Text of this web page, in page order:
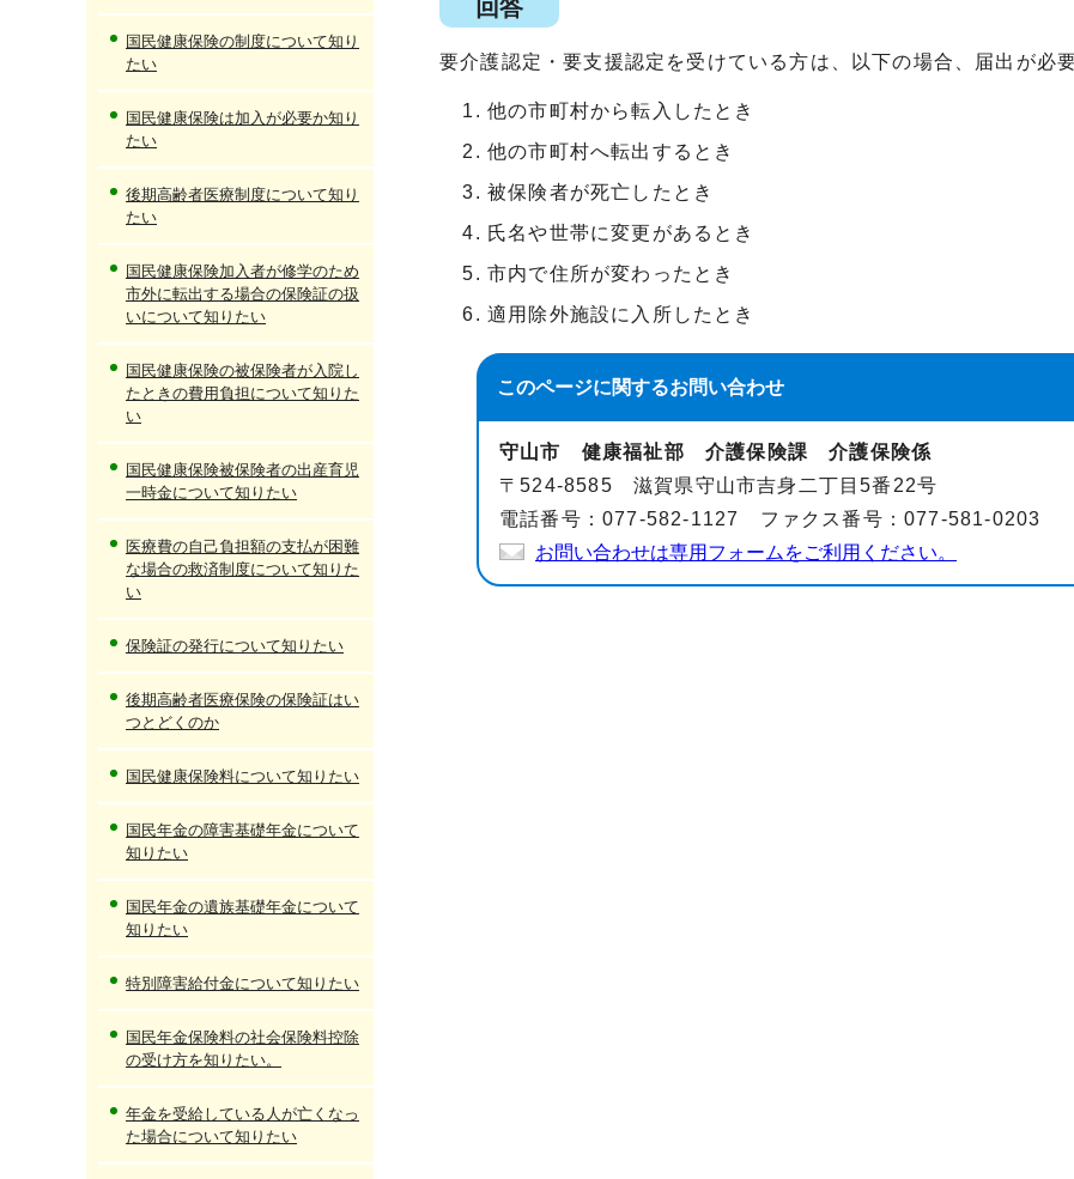
回答
要介護認定・要支援認定を受けている方は、以下の場合、届出が必要
他の市町村から転入したとき
他の市町村へ転出するとき
被保険者が死亡したとき
氏名や世帯に変更があるとき
市内で住所が変わったとき
適用除外施設に入所したとき
このページに関するお問い合わせ
守山市 健康福祉部 介護保険課 介護保険係
〒524-8585 滋賀県守山市吉身二丁目5番22号
電話番号：077-582-1127 ファクス番号：077-581-0203
お問い合わせは専用フォームをご利用ください。
国民健康保険の制度について知り
たい
国民健康保険は加入が必要か知り
たい
後期高齢者医療制度について知り
たい
国民健康保険加入者が修学のため
市外に転出する場合の保険証の扱
いについて知りたい
国民健康保険の被保険者が入院し
たときの費用負担について知りた
い
国民健康保険被保険者の出産育児
一時金について知りたい
医療費の自己負担額の支払が困難
な場合の救済制度について知りた
い
保険証の発行について知りたい
後期高齢者医療保険の保険証はい
つとどくのか
国民健康保険料について知りたい
国民年金の障害基礎年金について
知りたい
国民年金の遺族基礎年金について
知りたい
特別障害給付金について知りたい
国民年金保険料の社会保険料控除
の受け方を知りたい。
年金を受給している人が亡くなっ
た場合について知りたい